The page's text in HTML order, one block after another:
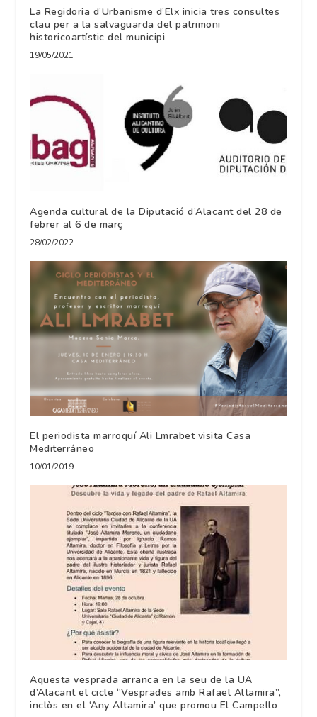
La Regidoria d’Urbanisme d’Elx inicia tres consultes
clau per a la salvaguarda del patrimoni
historicoartístic del municipi
19/05/2021
Agenda cultural de la Diputació d’Alacant del 28 de
febrer al 6 de març
28/02/2022
El periodista marroquí Ali Lmrabet visita Casa
Mediterráneo
10/01/2019
Aquesta vesprada arranca en la seu de la UA
d’Alacant el cicle “Vesprades amb Rafael Altamira”,
inclòs en el ‘Any Altamira’ que promou El Campello